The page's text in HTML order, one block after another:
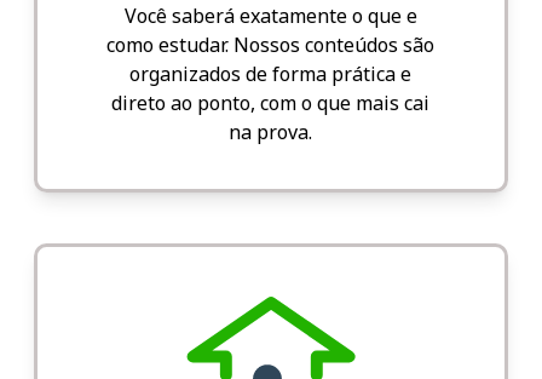
Você saberá exatamente o que e
como estudar. Nossos conteúdos são
organizados de forma prática e
direto ao ponto, com o que mais cai
na prova.